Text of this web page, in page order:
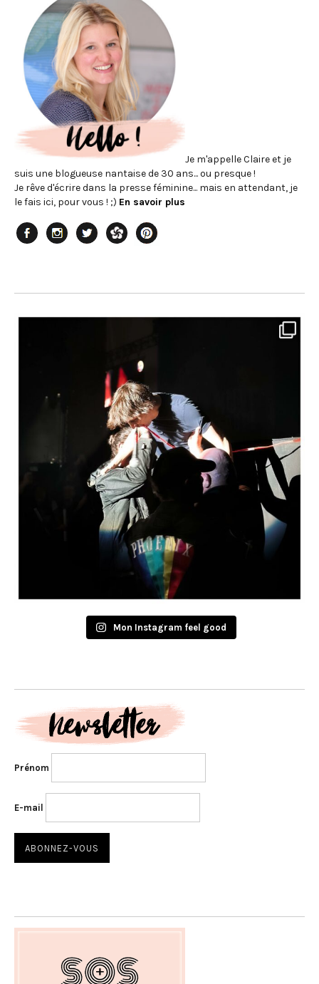
Je m'appelle Claire et je
suis une blogueuse nantaise de 30 ans... ou presque !
Je rêve d'écrire dans la presse féminine... mais en attendant, je
le fais ici, pour vous ! ;) En savoir plus
Mon Instagram feel good
Prénom
E-mail